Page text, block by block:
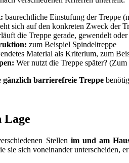
baurechtliche Einstufung der Treppe
sich auf den konkreten Zweck der
die Treppe gerade, gewendelt
zum Beispiel Spindeltreppe
Material als Kriterium, zum
Wer nutzt die Treppe später?
gänzlich barrierefreie Treppe
Lage
Stellen im und am
sie sich voneinander unterscheiden,